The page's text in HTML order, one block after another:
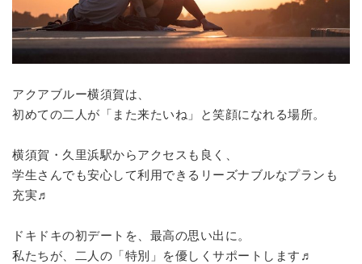
アクアブルー横須賀は、
初めての二人が「また来たいね」と笑顔になれる場所。
横須賀・久里浜駅からアクセスも良く、
学生さんでも安心して利用できるリーズナブルなプランも
充実♬
ドキドキの初デートを、最高の思い出に。
私たちが、二人の「特別」を優しくサポートします♬